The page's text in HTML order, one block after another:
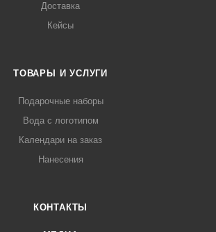
Доставка
Кейсы
ТОВАРЫ И УСЛУГИ
Подарочные наборы
Вода с логотипом
Календари на заказ
Нанесения
КОНТАКТЫ